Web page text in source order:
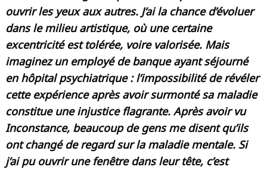
ouvrir les yeux aux autres. J’ai la chance d’évoluer
dans le milieu artistique, où une certaine
excentricité est tolérée, voire valorisée. Mais
imaginez un employé de banque ayant séjourné
en hôpital psychiatrique : l’impossibilité de révéler
cette expérience après avoir surmonté sa maladie
constitue une injustice flagrante. Après avoir vu
Inconstance, beaucoup de gens me disent qu’ils
ont changé de regard sur la maladie mentale. Si
j’ai pu ouvrir une fenêtre dans leur tête, c’est